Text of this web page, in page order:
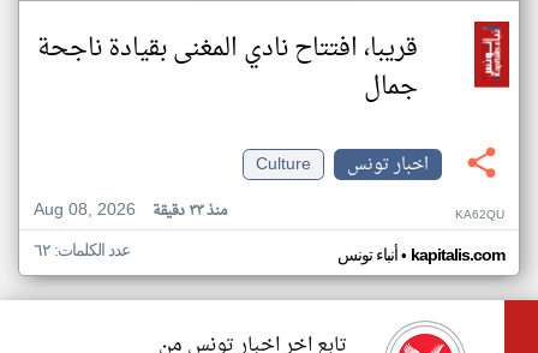
قريبا، افتتاح نادي المغنى بقيادة ناجحة
جمال
اخبار تونس
Culture
Aug 08, 2026
منذ ٣٣ دقيقة KA62QU
أنباء تونس• kapitalis.com عدد الكلمات: ٦٢
تابع اخر اخبار تونس من